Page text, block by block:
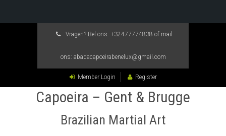
Vragen? Bel ons: +32477774838 of mail
ons: abadacapoeirabenelux@gmail.com
Member Login Register
Capoeira – Gent & Brugge
Brazilian Martial Art